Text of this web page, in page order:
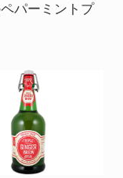
パーミントプ